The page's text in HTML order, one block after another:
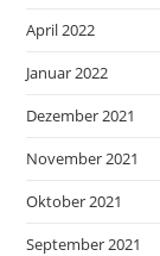
April 2022
Januar 2022
Dezember 2021
November 2021
Oktober 2021
September 2021